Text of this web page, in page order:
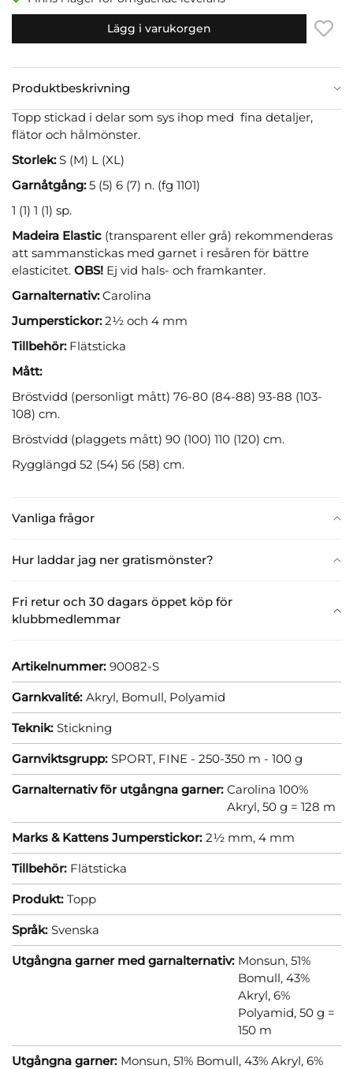
Lägg i varukorgen
Produktbeskrivning
Vanliga frågor
Hur laddar jag ner gratismönster?
Fri retur och 30 dagars öppet köp för
klubbmedlemmar
Topp stickad i delar som sys ihop med fina detaljer,
flätor och hålmönster.
Storlek:S (M) L (XL)
Garnåtgång:5 (5) 6 (7) n. (fg 1101)
1 (1) 1 (1) sp.
Madeira Elastic (transparent eller grå) rekommenderas
att sammanstickas med garnet i resåren för bättre
elasticitet. OBS! Ej vid hals- och framkanter.
Garnalternativ:Carolina
Jumperstickor:2½ och 4 mm
Tillbehör:Flätsticka
Mått:
Bröstvidd (personligt mått) 76-80 (84-88) 93-88 (103-
108) cm.
Bröstvidd (plaggets mått) 90 (100) 110 (120) cm.
Rygglängd 52 (54) 56 (58) cm.
Artikelnummer: 90082-S
Garnkvalité: Akryl, Bomull, Polyamid
Teknik: Stickning
Garnviktsgrupp: SPORT, FINE - 250-350 m - 100 g
Garnalternativ för utgångna garner: Carolina 100%
Akryl, 50 g = 128 m
Marks & Kattens Jumperstickor: 2½ mm, 4 mm
Tillbehör: Flätsticka
Produkt: Topp
Språk: Svenska
Utgångna garner med garnalternativ: Monsun, 51%
Bomull, 43%
Akryl, 6%
Polyamid, 50 g =
150 m
Utgångna garner: Monsun, 51% Bomull, 43% Akryl, 6%